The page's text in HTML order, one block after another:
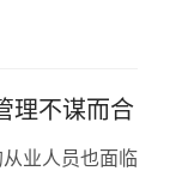
理不谋而合
业人员也面临